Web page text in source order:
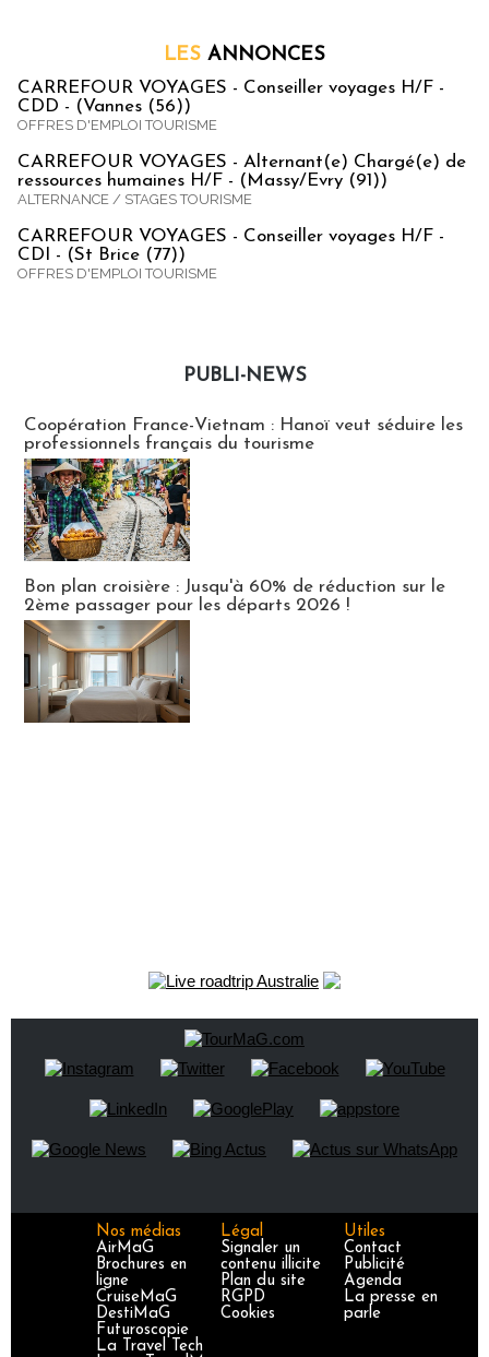
LES ANNONCES
CARREFOUR VOYAGES - Conseiller voyages H/F -
CDD - (Vannes (56))
OFFRES D'EMPLOI TOURISME
CARREFOUR VOYAGES - Alternant(e) Chargé(e) de
ressources humaines H/F - (Massy/Evry (91))
ALTERNANCE / STAGES TOURISME
CARREFOUR VOYAGES - Conseiller voyages H/F -
CDI - (St Brice (77))
OFFRES D'EMPLOI TOURISME
PUBLI-NEWS
Coopération France-Vietnam : Hanoï veut séduire les
professionnels français du tourisme
Bon plan croisière : Jusqu'à 60% de réduction sur le
2ème passager pour les départs 2026 !
Nos médias
AirMaG
Brochures en
ligne
CruiseMaG
DestiMaG
Futuroscopie
La Travel Tech
Légal
Signaler un
contenu illicite
Plan du site
RGPD
Cookies
Utiles
Contact
Publicité
Agenda
La presse en
parle